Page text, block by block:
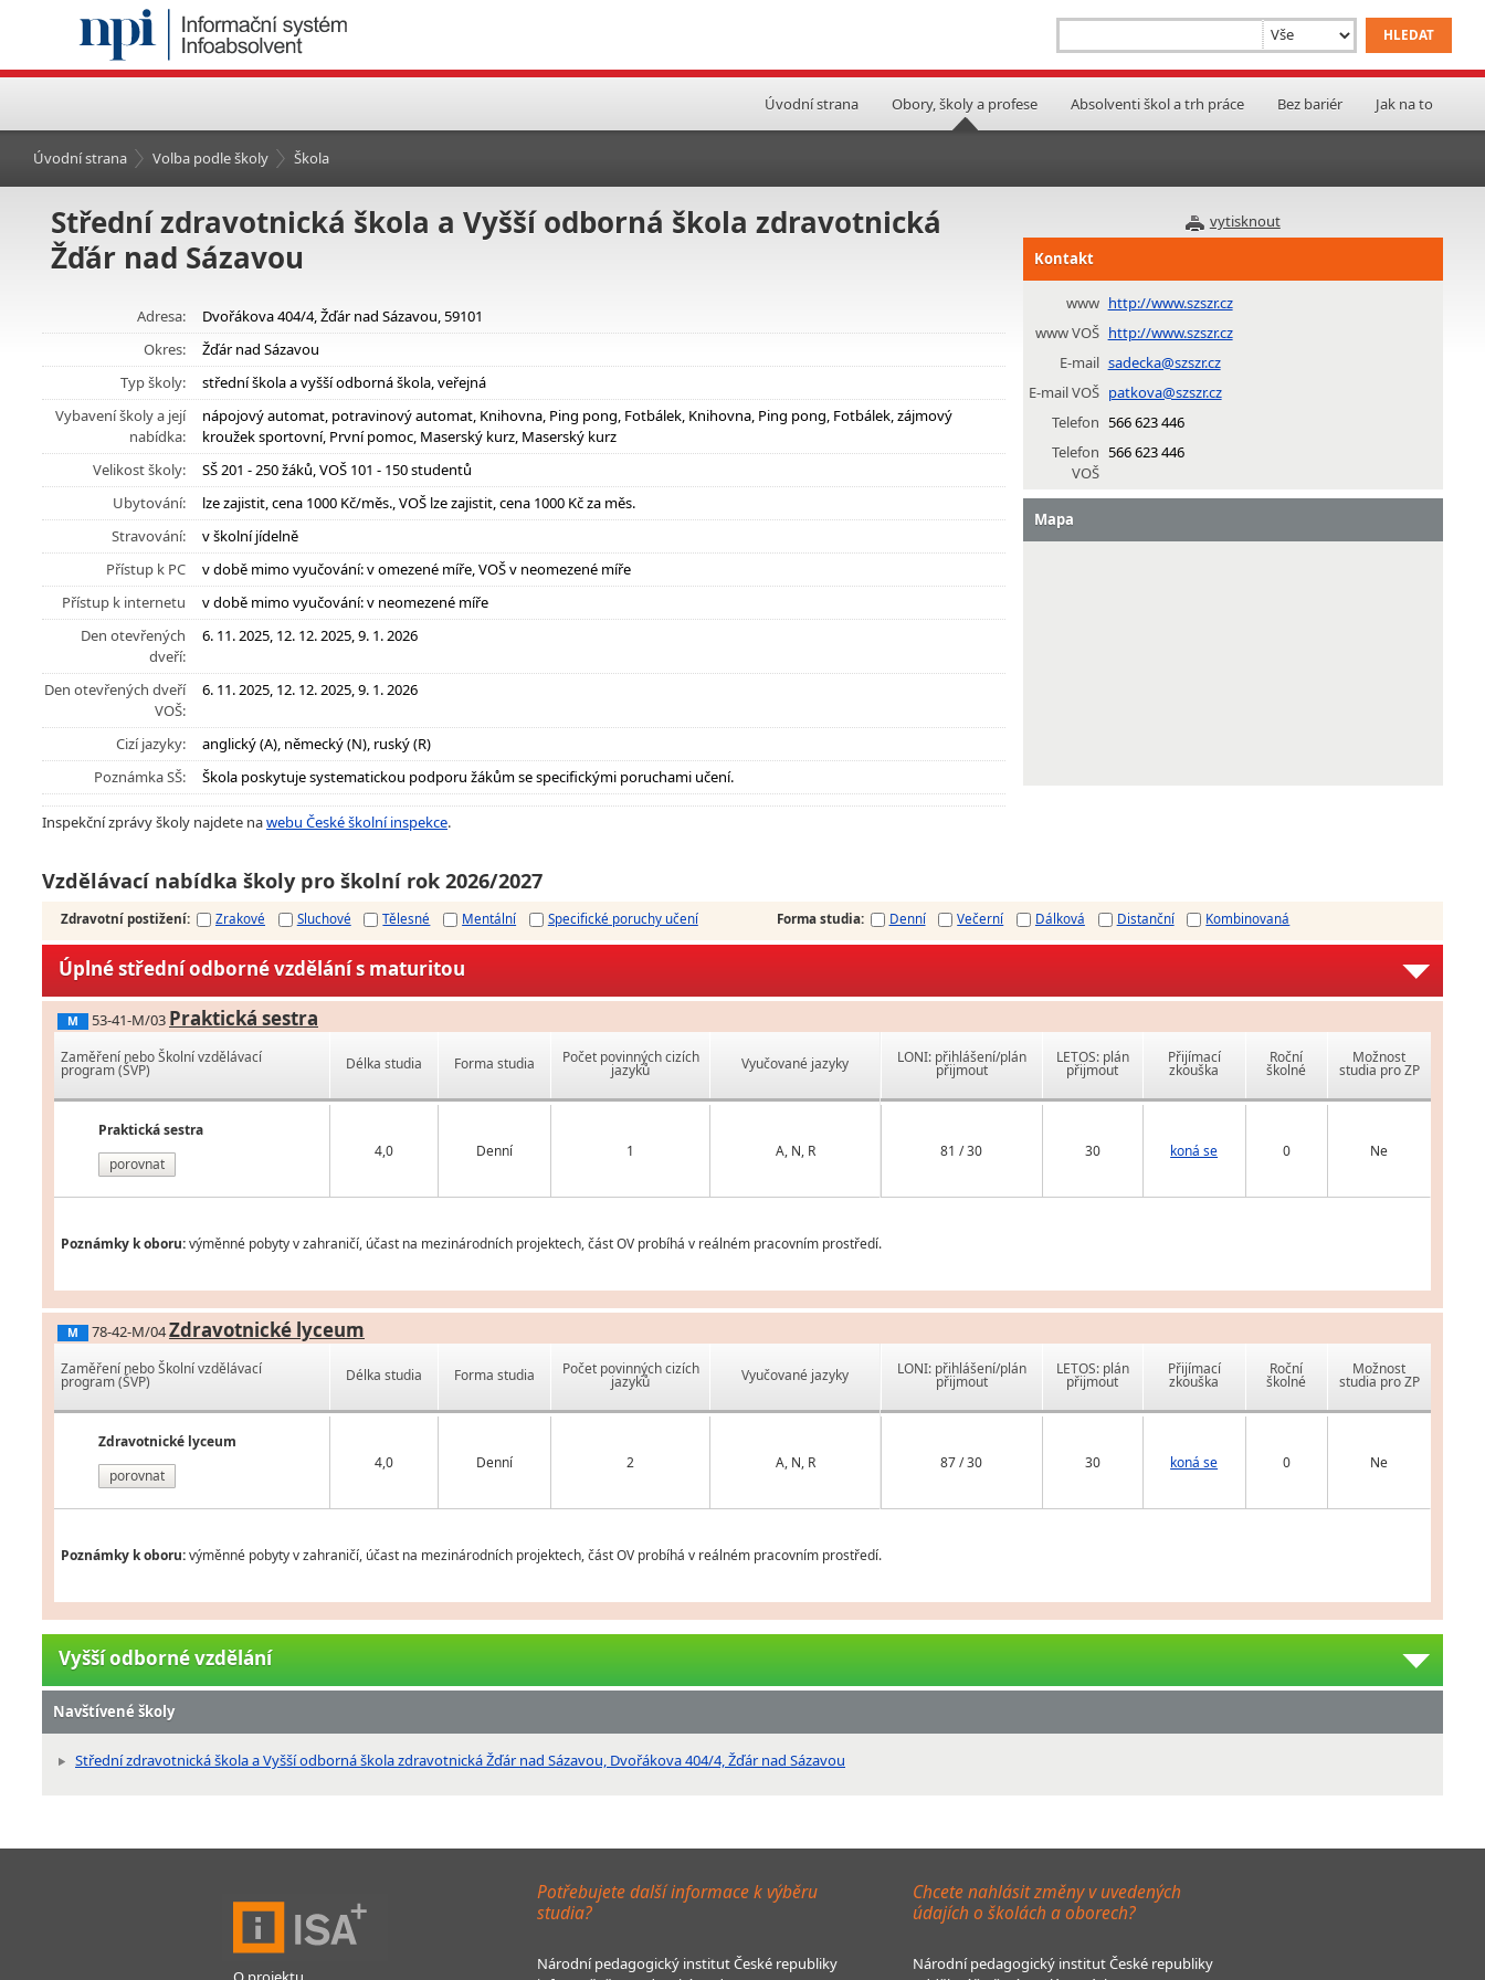
Úvodní strana Obory, školy a profese Absolventi škol a trh práce Bez bariér Jak na to
Úvodní strana Volba podle školy Škola
vytisknout
Střední zdravotnická škola a Vyšší odborná škola zdravotnická
Žďár nad Sázavou
Adresa:
Dvořákova 404/4, Žďár nad Sázavou, 59101
Okres:
Žďár nad Sázavou
Typ školy:
střední škola a vyšší odborná škola, veřejná
Vybavení školy a její
nabídka:
nápojový automat, potravinový automat, Knihovna, Ping pong, Fotbálek, Knihovna, Ping pong, Fotbálek, zájmový
kroužek sportovní, První pomoc, Maserský kurz, Maserský kurz
Velikost školy:
SŠ 201 - 250 žáků, VOŠ 101 - 150 studentů
Ubytování:
lze zajistit, cena 1000 Kč/měs., VOŠ lze zajistit, cena 1000 Kč za měs.
Stravování:
v školní jídelně
Přístup k PC
v době mimo vyučování: v omezené míře, VOŠ v neomezené míře
Přístup k internetu
v době mimo vyučování: v neomezené míře
Den otevřených
dveří:
6. 11. 2025, 12. 12. 2025, 9. 1. 2026
Den otevřených dveří
VOŠ:
6. 11. 2025, 12. 12. 2025, 9. 1. 2026
Cizí jazyky:
anglický (A), německý (N), ruský (R)
Poznámka SŠ:
Škola poskytuje systematickou podporu žákům se specifickými poruchami učení.
Inspekční zprávy školy najdete nawebu České školní inspekce.
Kontakt
www http://www.szszr.cz
www VOŠ http://www.szszr.cz
E-mail sadecka@szszr.cz
E-mail VOŠ patkova@szszr.cz
Telefon 566 623 446
Telefon
VOŠ
566 623 446
Mapa
Vzdělávací nabídka školy pro školní rok 2026/2027
Zdravotní postižení: Zrakové Sluchové Tělesné Mentální Specifické poruchy učení Forma studia: Denní Večerní Dálková Distanční Kombinovaná
Úplné střední odborné vzdělání s maturitou
M 53-41-M/03 Praktická sestra
Zaměření nebo Školní vzdělávací
program (ŠVP)
Praktická sestra
porovnat
Délka studia Forma studia Počet povinných cizích
jazyků Vyučované jazyky
4,0 Denní 1 A, N, R
LONI: přihlášení/plán
přijmout
LETOS: plán
přijmout
Přijímací
zkouška
Roční
školné
Možnost
studia pro ZP
81 / 30 30 koná se 0 Ne
Poznámky k oboru:výměnné pobyty v zahraničí, účast na mezinárodních projektech, část OV probíhá v reálném pracovním prostředí.
M 78-42-M/04Zdravotnické lyceum
Zaměření nebo Školní vzdělávací
program (ŠVP)
Zdravotnické lyceum
porovnat
Délka studia Forma studia Počet povinných cizích
jazyků Vyučované jazyky
4,0 Denní 2 A, N, R
LONI: přihlášení/plán
přijmout
LETOS: plán
přijmout
Přijímací
zkouška
Roční
školné
Možnost
studia pro ZP
87 / 30 30 koná se 0 Ne
Poznámky k oboru:výměnné pobyty v zahraničí, účast na mezinárodních projektech, část OV probíhá v reálném pracovním prostředí.
Vyšší odborné vzdělání
Navštívené školy
Střední zdravotnická škola a Vyšší odborná škola zdravotnická Žďár nad Sázavou, Dvořákova 404/4, Žďár nad Sázavou
Potřebujete další informace k výběru
studia?
Národní pedagogický institut České republiky
Chcete nahlásit změny v uvedených
údajích o školách a oborech?
Národní pedagogický institut České republiky